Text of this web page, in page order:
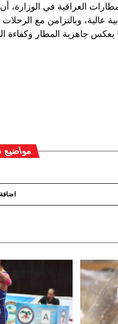
العراقية في
عالية، وبالتزامن مع
يعكس جاهزية المطار وكفاءة
مواضيع